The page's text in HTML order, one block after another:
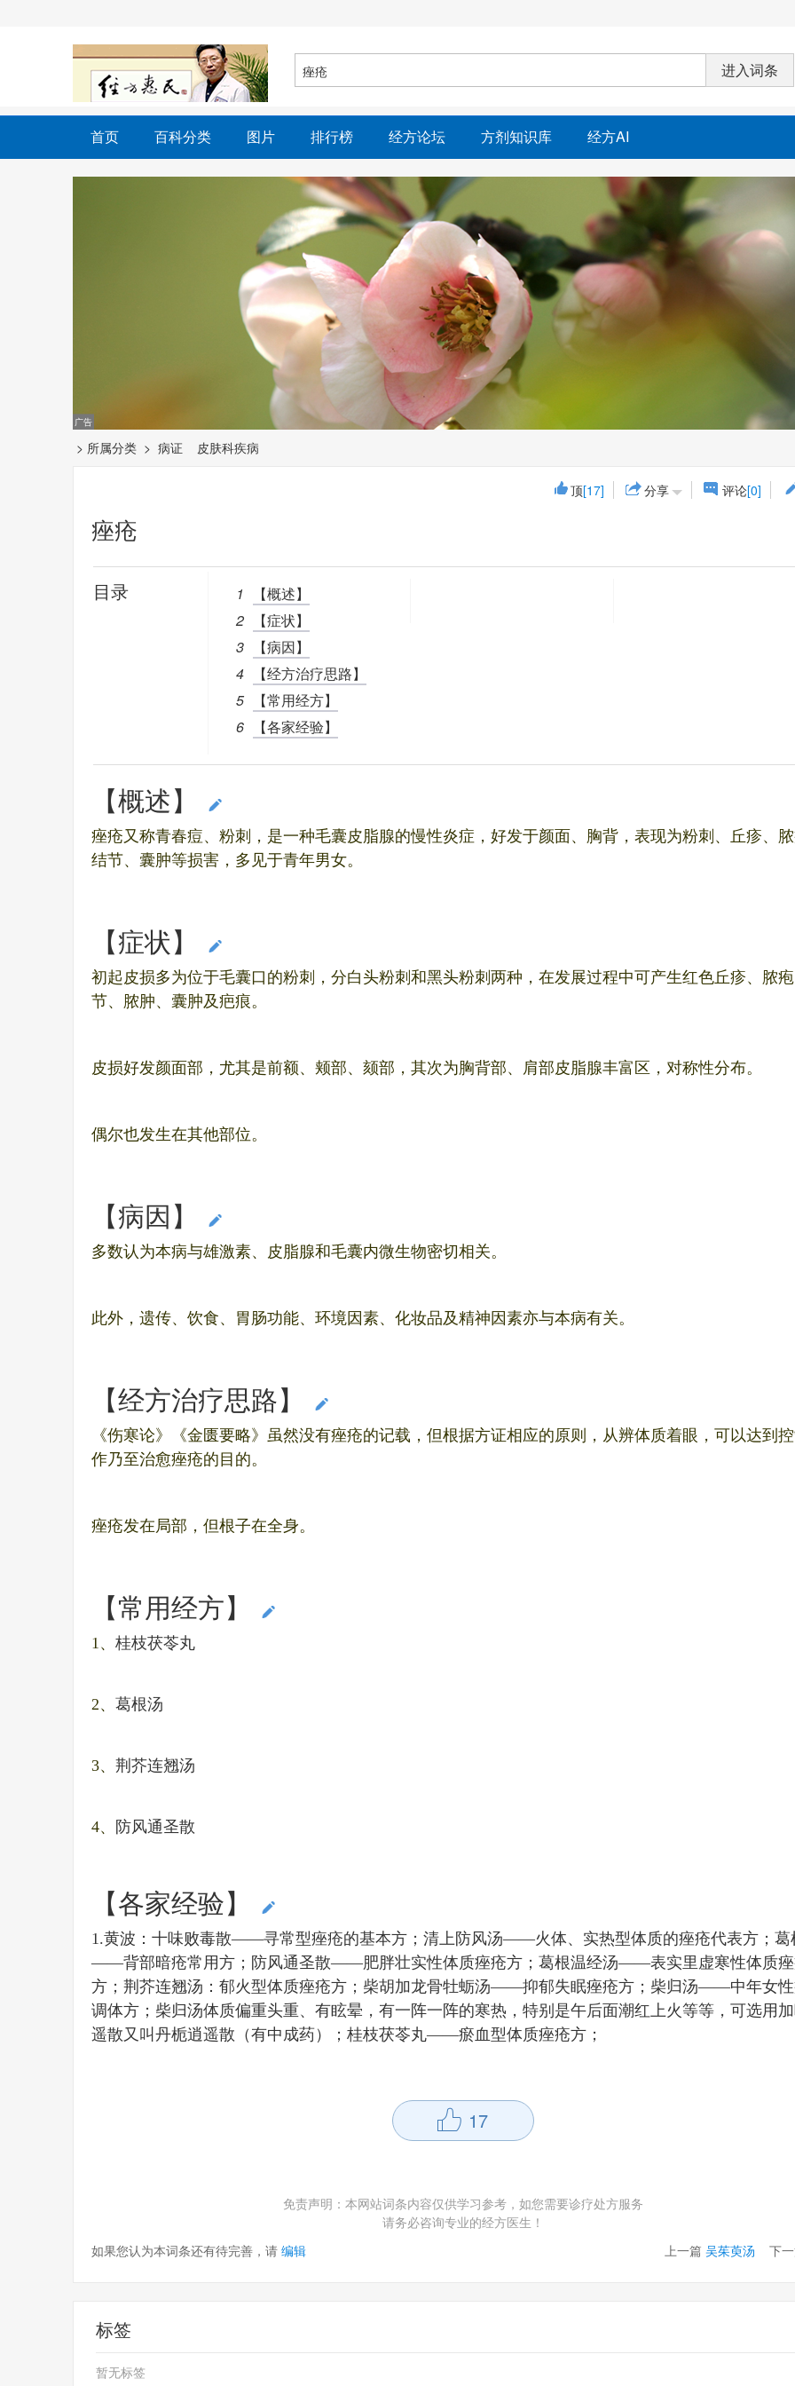
首页 百科分类 图片 排行榜 经方论坛 方剂知识库 经方AI
> 所属分类 > 病证 皮肤科疾病
顶[17] 分享 评论[0]
痤疮
目录 1
【概述】
2
【症状】
3
【病因】
4
【经方治疗思路】
5
【常用经方】
6
【各家经验】
【概述】
痤疮又称青春痘、粉刺，是一种毛囊皮脂腺的慢性炎症，好发于颜面、胸背，表现为粉刺、丘疹、
结节、囊肿等损害，多见于青年男女。
【症状】
初起皮损多为位于毛囊口的粉刺，分白头粉刺和黑头粉刺两种，在发展过程中可产生红色丘疹、脓
节、脓肿、囊肿及疤痕。
皮损好发颜面部，尤其是前额、颊部、颏部，其次为胸背部、肩部皮脂腺丰富区，对称性分布。
偶尔也发生在其他部位。
【病因】
多数认为本病与雄激素、皮脂腺和毛囊内微生物密切相关。
此外，遗传、饮食、胃肠功能、环境因素、化妆品及精神因素亦与本病有关。
【经方治疗思路】
《伤寒论》《金匮要略》虽然没有痤疮的记载，但根据方证相应的原则，从辨体质着眼，可以达到
作乃至治愈痤疮的目的。
痤疮发在局部，但根子在全身。
【常用经方】
1、 桂枝茯苓丸
2、 葛根汤
3、 荆芥连翘汤
4、 防风通圣散
【各家经验】
1.黄波：十味败毒散——寻常型痤疮的基本方；清上防风汤——火体、实热型体质的痤疮代表方；葛
——背部暗疮常用方；防风通圣散——肥胖壮实性体质痤疮方；葛根温经汤——表实里虚寒性体质
方；荆芥连翘汤：郁火型体质痤疮方；柴胡加龙骨牡蛎汤——抑郁失眠痤疮方；柴归汤——中年女
调体方；柴归汤体质偏重头重、有眩晕，有一阵一阵的寒热，特别是午后面潮红上火等等，可选用
遥散又叫丹栀逍遥散（有中成药）；桂枝茯苓丸——瘀血型体质痤疮方；
17
免责声明：本网站词条内容仅供学习参考，如您需要诊疗处方服务
请务必咨询专业的经方医生！
如果您认为本词条还有待完善，请 编辑 上一篇 吴茱萸汤 下
标签
暂无标签